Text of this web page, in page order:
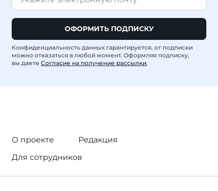
ОФОРМИТЬ ПОДПИСКУ
Конфиденциальность данных гарантируется, от подписки
можно отказаться в любой момент. Оформляя подписку,
вы даете Согласие на получение рассылки.
О проекте
Редакция
Для сотрудников